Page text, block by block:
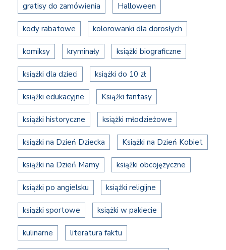
gratisy do zamówienia Halloween
kody rabatowe kolorowanki dla dorosłych
komiksy kryminały książki biograficzne
książki dla dzieci książki do 10 zł
książki edukacyjne Książki fantasy
książki historyczne książki młodzieżowe
książki na Dzień Dziecka Książki na Dzień Kobiet
książki na Dzień Mamy książki obcojęzyczne
książki po angielsku książki religijne
książki sportowe książki w pakiecie
kulinarne literatura faktu